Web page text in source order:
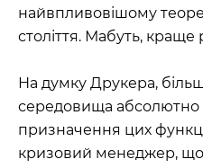
найвпливовішому
століття. Мабуть,
На думку Друкера,
середовища абсолютно
призначення цих
кризовий менеджер,